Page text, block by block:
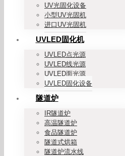
UV光固化设备
小型UV光固机
进口UV光固机
UVLED固化机
UVLED点光源
UVLED线光源
UVLED面光源
UVLED固化设备
隧道炉
IR隧道炉
高温隧道炉
食品隧道炉
隧道式烘箱
隧道炉流水线